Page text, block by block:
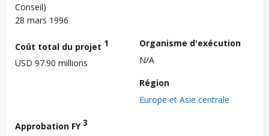
Conseil)
28 mars 1996
Coût total du projet 1
USD 97.90 millions
Organisme d'exécution
N/A
Région
Europe et Asie centrale
Approbation FY3